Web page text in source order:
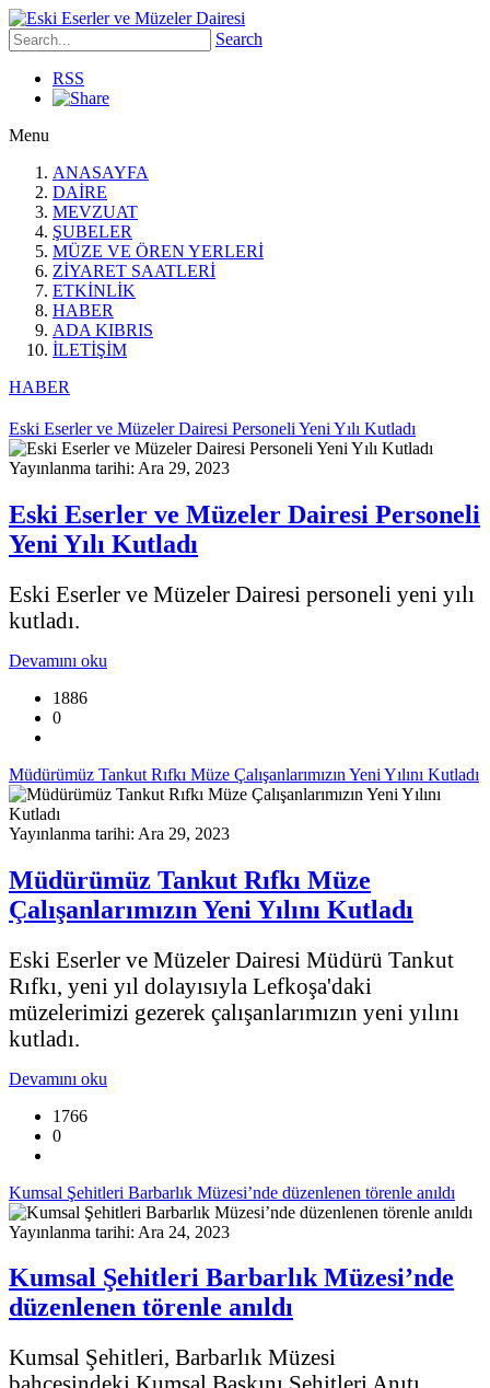
Search
RSS
Menu
ANASAYFA
DAİRE
MEVZUAT
ŞUBELER
MÜZE VE ÖREN YERLERİ
ZİYARET SAATLERİ
ETKİNLİK
HABER
ADA KIBRIS
İLETİŞİM
HABER
Eski Eserler ve Müzeler Dairesi Personeli Yeni Yılı Kutladı
Yayınlanma tarihi: Ara 29, 2023
Eski Eserler ve Müzeler Dairesi Personeli
Yeni Yılı Kutladı
Eski Eserler ve Müzeler Dairesi personeli yeni yılı
kutladı.
Devamını oku
1886
0
Müdürümüz Tankut Rıfkı Müze Çalışanlarımızın Yeni Yılını Kutladı
Yayınlanma tarihi: Ara 29, 2023
Müdürümüz Tankut Rıfkı Müze
Çalışanlarımızın Yeni Yılını Kutladı
Eski Eserler ve Müzeler Dairesi Müdürü Tankut
Rıfkı, yeni yıl dolayısıyla Lefkoşa'daki
müzelerimizi gezerek çalışanlarımızın yeni yılını
kutladı.
Devamını oku
1766
0
Kumsal Şehitleri Barbarlık Müzesi’nde düzenlenen törenle anıldı
Yayınlanma tarihi: Ara 24, 2023
Kumsal Şehitleri Barbarlık Müzesi’nde
düzenlenen törenle anıldı
Kumsal Şehitleri, Barbarlık Müzesi